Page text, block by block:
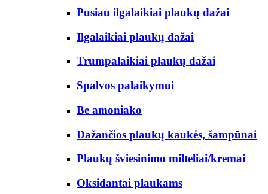
Pusiau ilgalaikiai plaukų dažai
Ilgalaikiai plaukų dažai
Trumpalaikiai plaukų dažai
Spalvos palaikymui
Be amoniako
Dažančios plaukų kaukės, šampūnai
Plaukų šviesinimo milteliai/kremai
Oksidantai plaukams